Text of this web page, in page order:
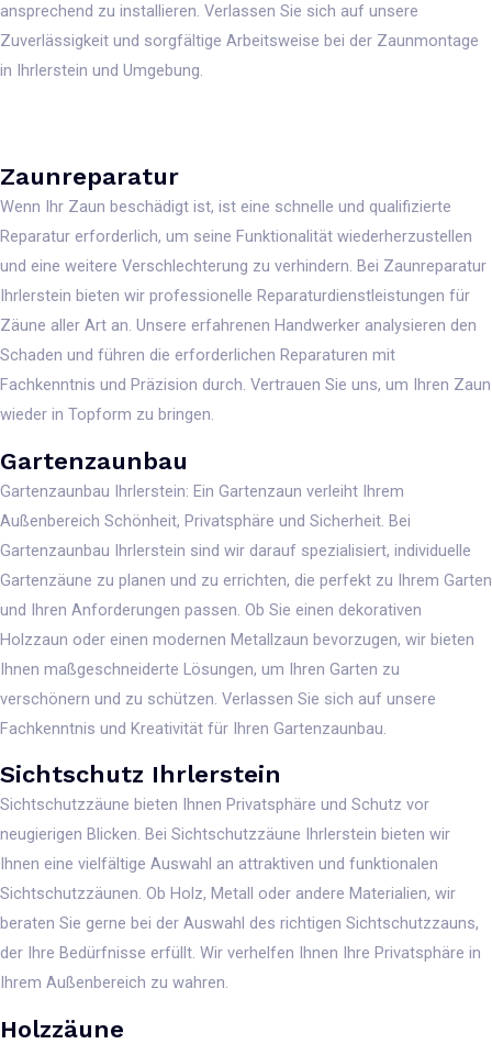
ansprechend zu installieren. Verlassen Sie sich auf unsere
Zuverlässigkeit und sorgfältige Arbeitsweise bei der Zaunmontage
in Ihrlerstein und Umgebung.
Zaunreparatur
Wenn Ihr Zaun beschädigt ist, ist eine schnelle und qualifizierte
Reparatur erforderlich, um seine Funktionalität wiederherzustellen
und eine weitere Verschlechterung zu verhindern. Bei Zaunreparatur
Ihrlerstein bieten wir professionelle Reparaturdienstleistungen für
Zäune aller Art an. Unsere erfahrenen Handwerker analysieren den
Schaden und führen die erforderlichen Reparaturen mit
Fachkenntnis und Präzision durch. Vertrauen Sie uns, um Ihren Zaun
wieder in Topform zu bringen.
Gartenzaunbau
Gartenzaunbau Ihrlerstein: Ein Gartenzaun verleiht Ihrem
Außenbereich Schönheit, Privatsphäre und Sicherheit. Bei
Gartenzaunbau Ihrlerstein sind wir darauf spezialisiert, individuelle
Gartenzäune zu planen und zu errichten, die perfekt zu Ihrem Garten
und Ihren Anforderungen passen. Ob Sie einen dekorativen
Holzzaun oder einen modernen Metallzaun bevorzugen, wir bieten
Ihnen maßgeschneiderte Lösungen, um Ihren Garten zu
verschönern und zu schützen. Verlassen Sie sich auf unsere
Fachkenntnis und Kreativität für Ihren Gartenzaunbau.
Sichtschutz Ihrlerstein
Sichtschutzzäune bieten Ihnen Privatsphäre und Schutz vor
neugierigen Blicken. Bei Sichtschutzzäune Ihrlerstein bieten wir
Ihnen eine vielfältige Auswahl an attraktiven und funktionalen
Sichtschutzzäunen. Ob Holz, Metall oder andere Materialien, wir
beraten Sie gerne bei der Auswahl des richtigen Sichtschutzzauns,
der Ihre Bedürfnisse erfüllt. Wir verhelfen Ihnen Ihre Privatsphäre in
Ihrem Außenbereich zu wahren.
Holzzäune